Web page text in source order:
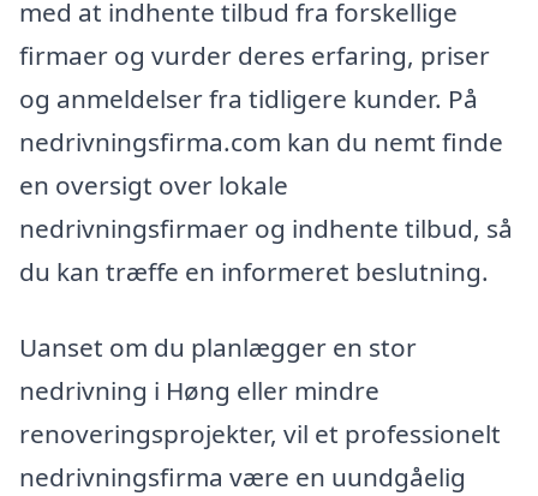
med at indhente tilbud fra forskellige
firmaer og vurder deres erfaring, priser
og anmeldelser fra tidligere kunder. På
nedrivningsfirma.com kan du nemt finde
en oversigt over lokale
nedrivningsfirmaer og indhente tilbud, så
du kan træffe en informeret beslutning.
Uanset om du planlægger en stor
nedrivning i Høng eller mindre
renoveringsprojekter, vil et professionelt
nedrivningsfirma være en uundgåelig